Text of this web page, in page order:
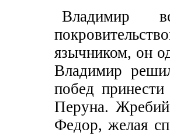
Владимир
язычником, он
Владимир
побед
Перуна.
Федор, желая